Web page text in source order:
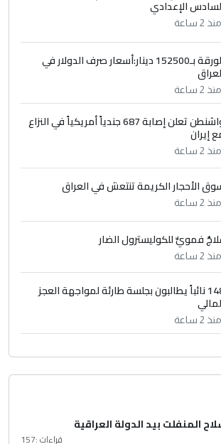
الزنا (نص كامل)
لك استاذ حامدتركان. كلام
فالاستثمار الحقيقي للإنسان
يعتمد على الكفاءة ...
الإهمال واغتصاب الأرض.. بلاد
الجفاف والتصحر!!
الإعدادي
منذ 2 ساعة
الورقة بـ152500 دينار:أسعار صرف الدولار في
منذ 2 ساعة
واشنطن تعلن إصابة 687 جندياً أمريكياً في النزاع
إيران
منذ 2 ساعة
الأحجار الكريمة تنتعش في العراق
منذ 2 ساعة
فمويٌّ للكوليسترول الضار
منذ 2 ساعة
148 نائباً يطالبون بجلسة طارئة لمواجهة العجز
منذ 2 ساعة
المنفلت بيد الدولة العراقية
قراءات :157